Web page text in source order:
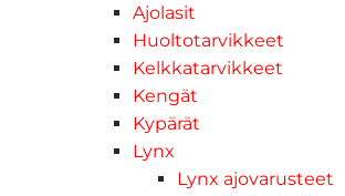
Ajolasit
Huoltotarvikkeet
Kelkkatarvikkeet
Kengät
Kypärät
Lynx
Lynx ajovarusteet